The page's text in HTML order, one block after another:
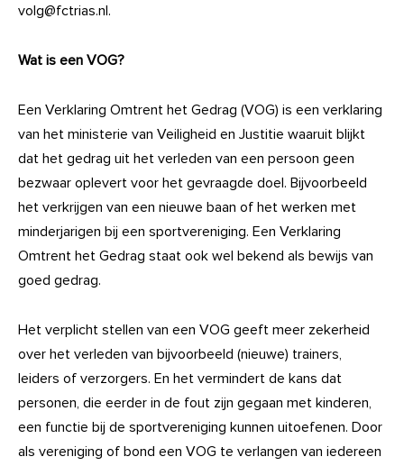
volg@fctrias.nl.
Wat is een VOG?
Een Verklaring Omtrent het Gedrag (VOG) is een verklaring
van het ministerie van Veiligheid en Justitie waaruit blijkt
dat het gedrag uit het verleden van een persoon geen
bezwaar oplevert voor het gevraagde doel. Bijvoorbeeld
het verkrijgen van een nieuwe baan of het werken met
minderjarigen bij een sportvereniging. Een Verklaring
Omtrent het Gedrag staat ook wel bekend als bewijs van
goed gedrag.
Het verplicht stellen van een VOG geeft meer zekerheid
over het verleden van bijvoorbeeld (nieuwe) trainers,
leiders of verzorgers. En het vermindert de kans dat
personen, die eerder in de fout zijn gegaan met kinderen,
een functie bij de sportvereniging kunnen uitoefenen. Door
als vereniging of bond een VOG te verlangen van iedereen